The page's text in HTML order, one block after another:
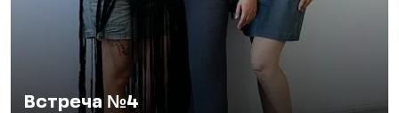
Встреча №4